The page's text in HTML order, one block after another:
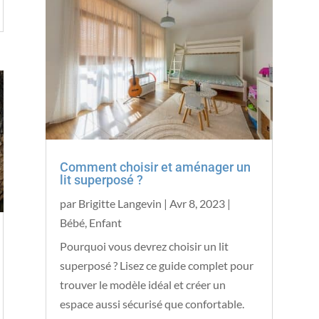
Comment choisir et aménager un
lit superposé ?
par Brigitte Langevin |Avr 8, 2023 |
Bébé, Enfant
Pourquoi vous devrez choisir un lit
superposé ? Lisez ce guide complet pour
trouver le modèle idéal et créer un
espace aussi sécurisé que confortable.